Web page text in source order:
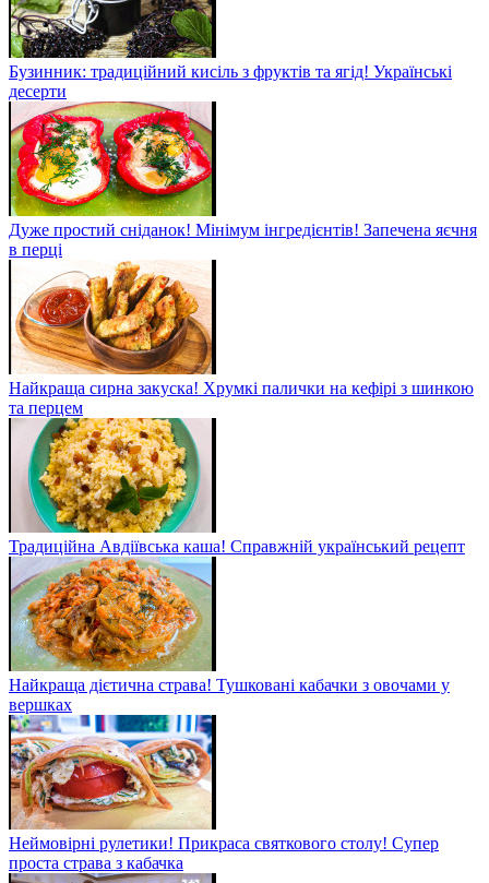
Бузинник: традиційний кисіль з фруктів та ягід! Українські
десерти
Дуже простий сніданок! Мінімум інгредієнтів! Запечена яєчня
в перці
Найкраща сирна закуска! Хрумкі палички на кефірі з шинкою
та перцем
Традиційна Авдіївська каша! Справжній український рецепт
Найкраща дієтична страва! Тушковані кабачки з овочами у
вершках
Неймовірні рулетики! Прикраса святкового столу! Супер
проста страва з кабачка